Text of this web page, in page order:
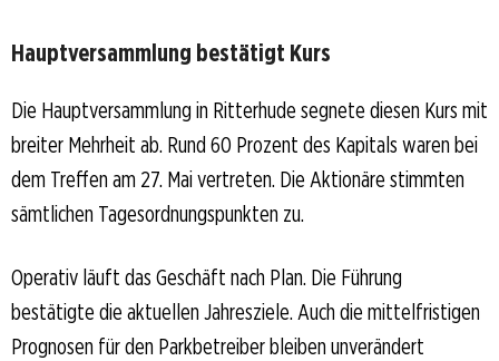
Hauptversammlung bestätigt Kurs
Die Hauptversammlung in Ritterhude segnete diesen Kurs mit
breiter Mehrheit ab. Rund 60 Prozent des Kapitals waren bei
dem Treffen am 27. Mai vertreten. Die Aktionäre stimmten
sämtlichen Tagesordnungspunkten zu.
Operativ läuft das Geschäft nach Plan. Die Führung
bestätigte die aktuellen Jahresziele. Auch die mittelfristigen
Prognosen für den Parkbetreiber bleiben unverändert